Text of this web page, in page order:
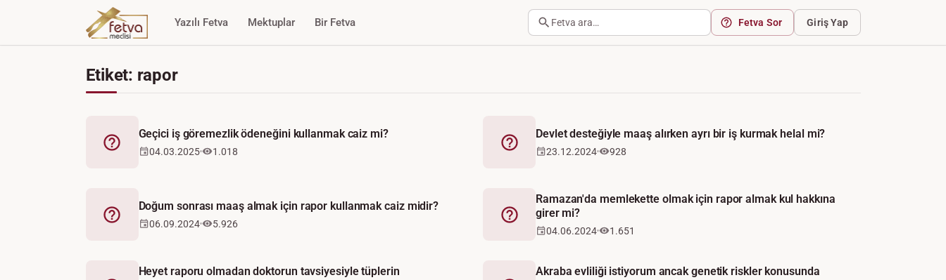
Yazılı Fetva Mektuplar Bir Fetva Fetva ara… Fetva Sor Giriş Yap
Etiket: rapor
Fetva
Geçici iş göremezlik ödeneğini kullanmak caiz mi?
04.03.2025 1.018 Fetva
Devlet desteğiyle maaş alırken ayrı bir iş kurmak helal mi?
23.12.2024 928
Fetva
Doğum sonrası maaş almak için rapor kullanmak caiz midir?
06.09.2024 5.926 Fetva
Ramazan'da memlekette olmak için rapor almak kul hakkına
girer mi?
04.06.2024 1.651
Heyet raporu olmadan doktorun tavsiyesiyle tüplerin
Akraba evliliği istiyorum ancak genetik riskler konusunda